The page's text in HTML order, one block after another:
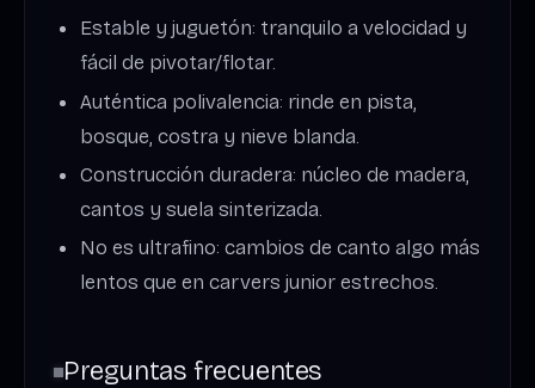
Estable y juguetón: tranquilo a velocidad y
fácil de pivotar/flotar.
Auténtica polivalencia: rinde en pista,
bosque, costra y nieve blanda.
Construcción duradera: núcleo de madera,
cantos y suela sinterizada.
No es ultrafino: cambios de canto algo más
lentos que en carvers junior estrechos.
Preguntas frecuentes